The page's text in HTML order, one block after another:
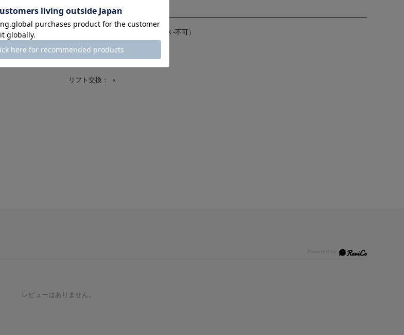
修理対応
（〇-修理可、△-代替部品修理、Ｘ-不可）
ソール交換： ×
リフト交換：
×
レビューはありません。